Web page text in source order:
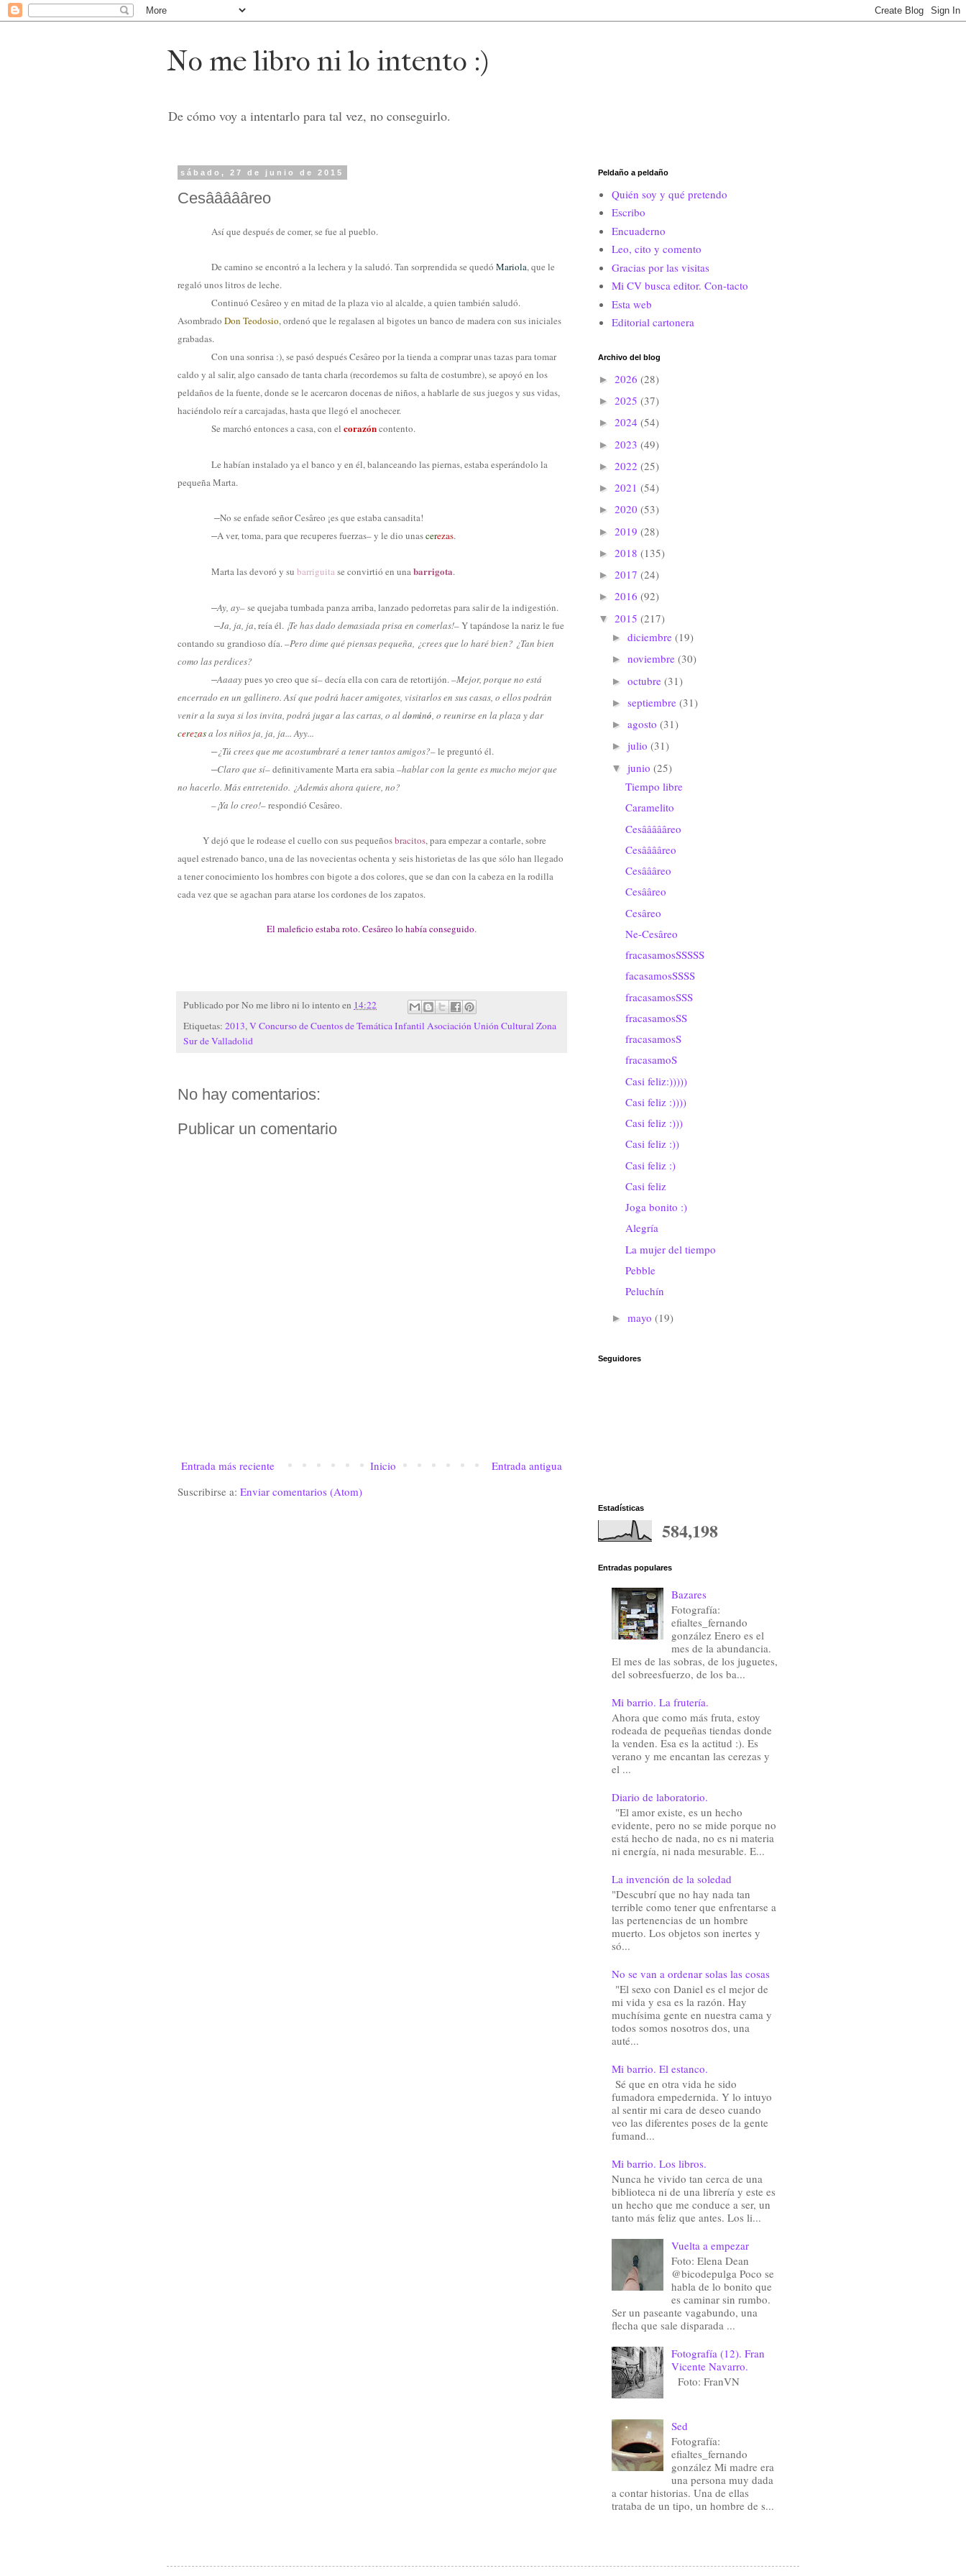
No me libro ni lo intento :)
De cómo voy a intentarlo para tal vez, no conseguirlo.
sábado, 27 de junio de 2015
Cesâââââreo
Así que después de comer, se fue al pueblo.
De camino se encontró a la lechera y la saludó. Tan sorprendida se quedóMariola, que le
regaló unos litros de leche.
Continuó Cesâreo y en mitad de la plaza vio al alcalde, a quien también saludó.
Asombrado Don Teodosio, ordenó que le regalasen al bigotes un banco de madera con sus iniciales
grabadas.
Con una sonrisa :), se pasó después Cesâreo por la tienda a comprar unas tazas para tomar
caldo y al salir,algo cansado de tanta charla (recordemos su falta de costumbre), se apoyó en los
peldaños de la fuente, donde se le acercaron docenas de niños, a hablarle de sus juegos y sus vidas,
haciéndolo reír a carcajadas, hasta que llegó el anochecer.
Se marchó entonces a casa, con el corazóncontento.
Le habían instalado ya el banco y en él, balanceando las piernas, estaba esperándolo la
pequeña Marta.
–No se enfade señor Cesâreo ¡es que estaba cansadita!
–A ver, toma, para que recuperes fuerzas– y le dio unascerezas.
Marta las devoró y su barriguitase convirtió en unabarrigota.
–Ay, ay– se quejaba tumbada panza arriba, lanzado pedorretas para salir de la indigestión.
–Ja, ja, ja, reía él. ¡Te has dado demasiada prisa en comerlas!– Y tapándose la nariz le fue
contando su grandioso día. –Pero dime qué piensas pequeña, ¿crees que lo haré bien? ¿Tan bien
como las perdices?
–Aaaaypues yo creo que sí–decía ella con cara de retortijón.–Mejor,porque no está
encerrado en un gallinero. Así que podrá hacer amigotes, visitarlos en sus casas, o ellos podrán
venir a la suya si los invita, podrá jugar a las cartas, o al dominó, o reunirse en la plaza y dar
cerezasa los niños ja, ja, ja... Ayy...
–¿Tú crees que me acostumbraré a tener tantos amigos?– le preguntó él.
–Claro que sí– definitivamente Marta era sabia –hablar con la gente es mucho mejor que
no hacerlo. Más entretenido. ¿Además ahora quiere, no?
–¡Ya lo creo!– respondió Cesâreo.
Y dejó que le rodease el cuello con sus pequeñosbracitos, para empezar a contarle, sobre
aquel estrenado banco, una de las novecientas ochenta y seis historietas de las que sólo han llegado
a tener conocimiento los hombres con bigote a dos colores, que se dan con la cabeza en la rodilla
cada vez que se agachan para atarse los cordones de los zapatos.
El maleficio estaba roto. Cesâreo lo había conseguido.
Publicado porNo me libro ni lo intentoen 14:22
Etiquetas: 2013, V Concurso de Cuentos de Temática Infantil Asociación Unión Cultural Zona
Sur de Valladolid
No hay comentarios:
Publicar un comentario
Entrada más reciente Entrada antigua
Inicio
Suscribirse a: Enviar comentarios (Atom)
Peldaño a peldaño
Quién soy y qué pretendo
Escribo
Encuaderno
Leo, cito y comento
Gracias por las visitas
Mi CV busca editor. Con-tacto
Esta web
Editorial cartonera
Archivo del blog
► 2026 (28)
► 2025 (37)
► 2024 (54)
► 2023 (49)
► 2022 (25)
► 2021 (54)
► 2020 (53)
► 2019 (28)
► 2018 (135)
► 2017 (24)
► 2016 (92)
▼ 2015 (217)
► diciembre (19)
► noviembre (30)
► octubre (31)
► septiembre (31)
► agosto (31)
► julio (31)
▼ junio (25)
Tiempo libre
Caramelito
Cesâââââreo
Cesââââreo
Cesâââreo
Cesââreo
Cesâreo
Ne-Cesâreo
fracasamosSSSSS
facasamosSSSS
fracasamosSSS
fracasamosSS
fracasamosS
fracasamoS
Casi feliz:)))))
Casi feliz :))))
Casi feliz :)))
Casi feliz :))
Casi feliz :)
Casi feliz
Joga bonito :)
Alegría
La mujer del tiempo
Pebble
Peluchín
► mayo (19)
Seguidores
Estadísticas
584,198
Entradas populares
Bazares
Fotografía:
efialtes_fernando
gonzález Enero es el
mes de la abundancia.
El mes de las sobras, de los juguetes,
del sobreesfuerzo, de los ba...
Mi barrio. La frutería.
Ahora que como más fruta, estoy
rodeada de pequeñas tiendas donde
la venden. Esa es la actitud :). Es
verano y me encantan las cerezas y
el ...
Diario de laboratorio.
"El amor existe, es un hecho
evidente, pero no se mide porque no
está hecho de nada, no es ni materia
ni energía, ni nada mesurable. E...
La invención de la soledad
"Descubrí que no hay nada tan
terrible como tener que enfrentarse a
las pertenencias de un hombre
muerto. Los objetos son inertes y
só...
No se van a ordenar solas las cosas
"El sexo con Daniel es el mejor de
mi vida y esa es la razón. Hay
muchísima gente en nuestra cama y
todos somos nosotros dos, una
auté...
Mi barrio. El estanco.
Sé que en otra vida he sido
fumadora empedernida. Y lo intuyo
al sentir mi cara de deseo cuando
veo las diferentes poses de la gente
fumand...
Mi barrio. Los libros.
Nunca he vivido tan cerca de una
biblioteca ni de una librería y este es
un hecho que me conduce a ser, un
tanto más feliz que antes. Los li...
Vuelta a empezar
Foto: Elena Dean
@bicodepulga Poco se
habla de lo bonito que
es caminar sin rumbo.
Ser un paseante vagabundo, una
flecha que sale disparada ...
Fotografía (12). Fran
Vicente Navarro.
Foto: FranVN
Sed
Fotografía:
efialtes_fernando
gonzález Mi madre era
una persona muy dada
a contar historias. Una de ellas
trataba de un tipo, un hombre de s...